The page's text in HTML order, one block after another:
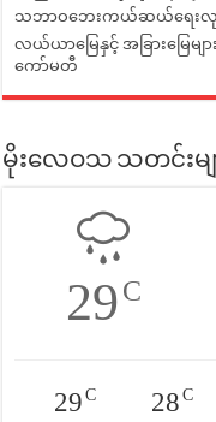
သဘာဝဘေးကယ်ဆယ်ရေးလုပ်င
လယ်ယာမြေနှင့် အခြားမြေမျ
ကော်မတီ
မိုးလေဝသ သတင်းမျ
29C
29C 28C